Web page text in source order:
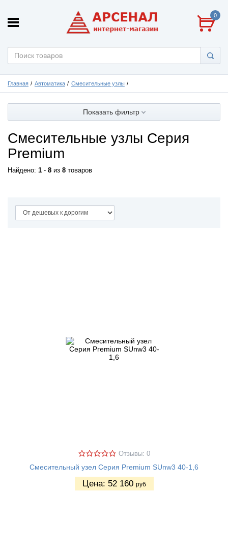
0
Главная Автоматика Смесительные узлы
Показать фильтр
Смесительные узлы Серия
Premium
Найдено: 1 - 8 из 8 товаров
Отзывы: 0
Смесительный узел Серия Premium SUnw3 40-1,6
Цена: 52 160 руб